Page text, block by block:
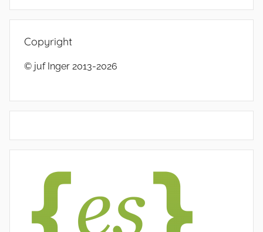
Copyright
© juf Inger 2013-2026